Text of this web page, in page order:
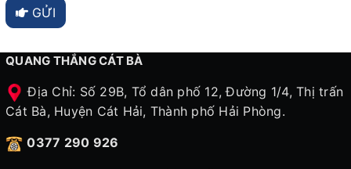
GỬI
QUANG THẮNG CÁT BÀ
Địa Chỉ: Số 29B, Tổ dân phố 12, Đường 1/4, Thị trấn
Cát Bà, Huyện Cát Hải, Thành phố Hải Phòng.
0377 290 926